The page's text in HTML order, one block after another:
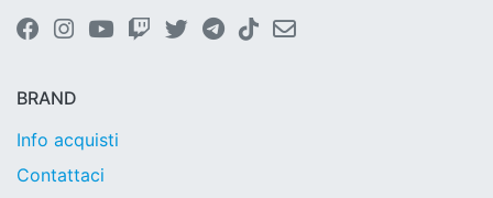
BRAND
Info acquisti
Contattaci